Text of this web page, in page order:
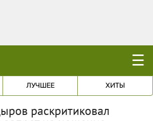
☰
ЛУЧШЕЕ ХИТЫ
раскритиковал